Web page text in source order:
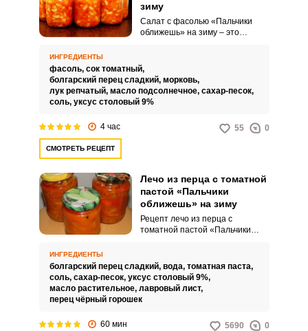
зиму
Салат с фасолью «Пальчики
оближешь» на зиму – это
рацион и подарит вам заряд
энергии на долгие зимние дни.
Сочная фасоль, свежие овощи и
острая приправа создают
который оставит вас в восторге.
ИНГРЕДИЕНТЫ
фасоль, сок томатный,
болгарский перец сладкий, морковь,
лук репчатый, масло подсолнечное, сахар-песок,
соль, уксус столовый 9%
4 час 55 0
СМОТРЕТЬ РЕЦЕПТ
Лечо из перца с томатной
пастой «Пальчики
оближешь» на зиму
Рецепт лечо из перца с
томатной пастой «Пальчики
вариант, как самый простой и
вкусный, популярен и в
настоящее время.
ИНГРЕДИЕНТЫ
болгарский перец сладкий, вода, томатная паста,
соль, сахар-песок, уксус столовый 9%,
масло растительное, лавровый лист,
перец чёрный горошек
60 мин 5690 0